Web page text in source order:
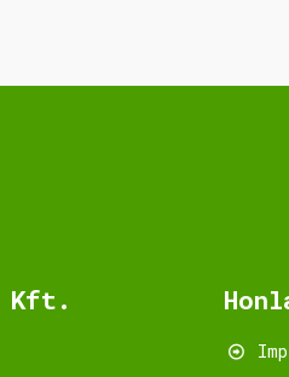
Kft.